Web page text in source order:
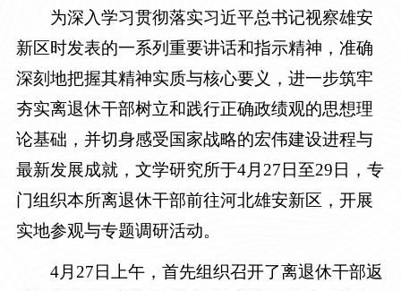
为深入学习贯彻落实习近平总书记视察雄安
新区时发表的一系列重要讲话和指示精神，准确
深刻地把握其精神实质与核心要义，进一步筑牢
夯实离退休干部树立和践行正确政绩观的思想理
论基础，并切身感受国家战略的宏伟建设进程与
最新发展成就， 文学研究所于4月27日至29日，专
门组织本所离退休干部前往河北雄安新区，开展
实地参观与专题调研活动。
4月27日上午，首先组织召开了离退休干部返